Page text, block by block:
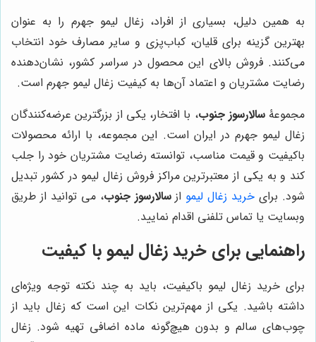
به همین دلیل، بسیاری از افراد، زغال لیمو جهرم را به عنوان
بهترین گزینه برای قلیان، کباب‌پزی و سایر مصارف خود انتخاب
می‌کنند. فروش بالای این محصول در سراسر کشور، نشان‌دهنده
رضایت مشتریان و اعتماد آن‌ها به کیفیت زغال لیمو جهرم است.
مجموعۀسالارسوز جنوب، با افتخار، یکی از بزرگترین عرضه‌کنندگان
زغال لیمو جهرم در ایران است. این مجموعه، با ارائه محصولات
باکیفیت و قیمت مناسب، توانسته رضایت مشتریان خود را جلب
کند و به یکی از معتبرترین مراکز فروش زغال لیمو در کشور تبدیل
شود. برای خرید زغال لیمو ازسالارسوز جنوب، می توانید از طریق
وبسایت یا تماس تلفنی اقدام نمایید.
راهنمایی برای خرید زغال لیمو با کیفیت
برای خرید زغال لیمو باکیفیت، باید به چند نکته توجه ویژه‌ای
داشته باشید. یکی از مهم‌ترین نکات این است که زغال باید از
چوب‌های سالم و بدون هیچ‌گونه ماده اضافی تهیه شود. زغال